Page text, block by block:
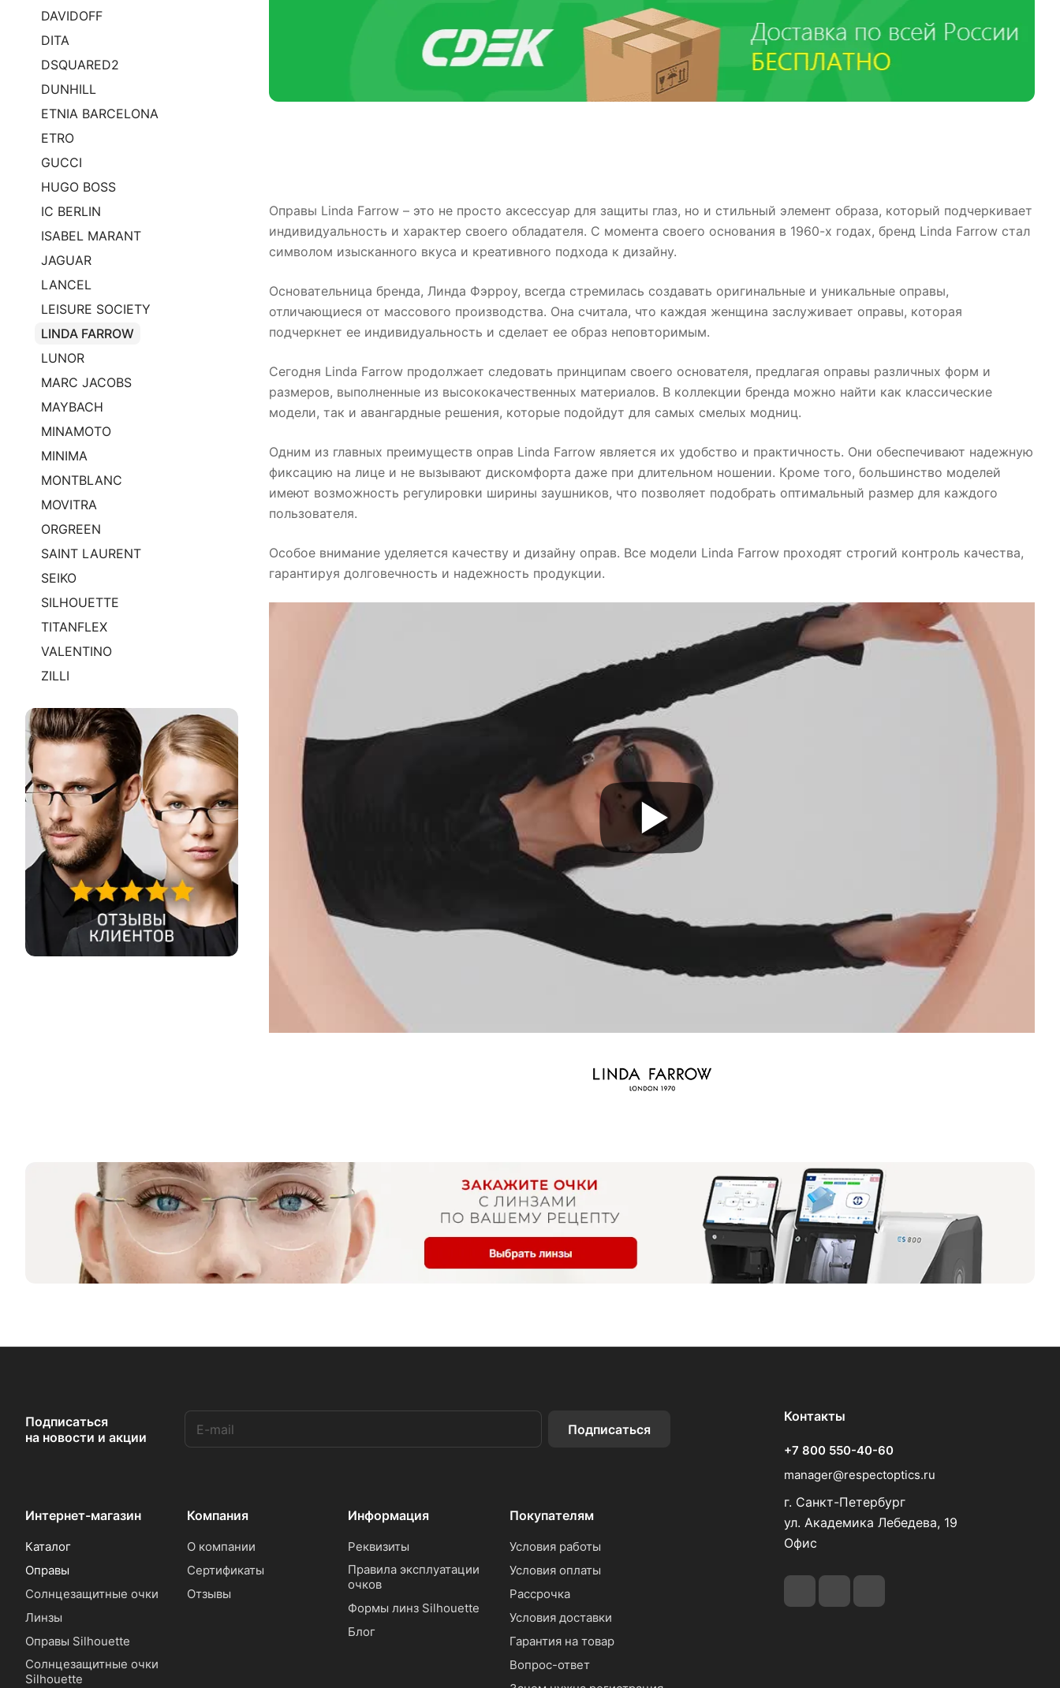
Оправы Linda Farrow – это не просто аксессуар для защиты глаз, но и стильный элемент образа, который подчеркивает
индивидуальность и характер своего обладателя. С момента своего основания в 1960-х годах, бренд Linda Farrow стал
символом изысканного вкуса и креативного подхода к дизайну.
Основательница бренда, Линда Фэрроу, всегда стремилась создавать оригинальные и уникальные оправы,
отличающиеся от массового производства. Она считала, что каждая женщина заслуживает оправы, которая
подчеркнет ее индивидуальность и сделает ее образ неповторимым.
Сегодня Linda Farrow продолжает следовать принципам своего основателя, предлагая оправы различных форм и
размеров, выполненные из высококачественных материалов. В коллекции бренда можно найти как классические
модели, так и авангардные решения, которые подойдут для самых смелых модниц.
Одним из главных преимуществ оправ Linda Farrow является их удобство и практичность. Они обеспечивают надежную
фиксацию на лице и не вызывают дискомфорта даже при длительном ношении. Кроме того, большинство моделей
имеют возможность регулировки ширины заушников, что позволяет подобрать оптимальный размер для каждого
пользователя.
Особое внимание уделяется качеству и дизайну оправ. Все модели Linda Farrow проходят строгий контроль качества,
гарантируя долговечность и надежность продукции.
DAVIDOFF
DITA
DSQUARED2
DUNHILL
ETNIA BARCELONA
ETRO
GUCCI
HUGO BOSS
IC BERLIN
ISABEL MARANT
JAGUAR
LANCEL
LEISURE SOCIETY
LINDA FARROW
LUNOR
MARC JACOBS
MAYBACH
MINAMOTO
MINIMA
MONTBLANC
MOVITRA
ORGREEN
SAINT LAURENT
SEIKO
SILHOUETTE
TITANFLEX
VALENTINO
ZILLI
Подписаться
на новости и акции
Подписаться
Интернет-магазин
Каталог
Оправы
Солнцезащитные очки
Линзы
Оправы Silhouette
Солнцезащитные очки
Silhouette
Компания
О компании
Сертификаты
Отзывы
Информация
Реквизиты
Правила эксплуатации
очков
Формы линз Silhouette
Блог
Покупателям
Условия работы
Условия оплаты
Рассрочка
Условия доставки
Гарантия на товар
Вопрос-ответ
Контакты
+7 800 550-40-60
manager@respectoptics.ru
г. Санкт-Петербург
ул. Академика Лебедева, 19
Офис